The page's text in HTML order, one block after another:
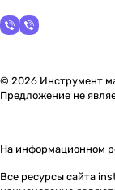
© 2026 Инструмент
Предложение не
На информационном
Все ресурсы сайта